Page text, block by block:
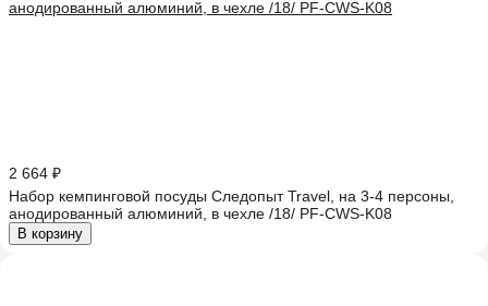
2 664 ₽
Набор кемпинговой посуды Следопыт Travel, на 3-4 персоны,
анодированный алюминий, в чехле /18/ PF-CWS-K08
В корзину